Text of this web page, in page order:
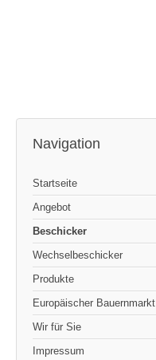
Navigation
Startseite
Angebot
Beschicker
Wechselbeschicker
Produkte
Europäischer Bauernmarkt
Wir für Sie
Impressum